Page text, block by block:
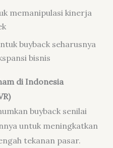
memanipulasi kinerja
buyback seharusnya
bisnis
di Indonesia
buyback senilai
untuk meningkatkan
tekanan pasar.